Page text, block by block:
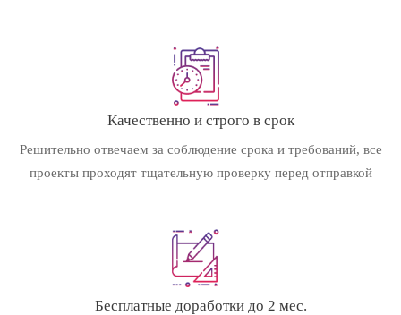
Качественно и строго в срок
Решительно отвечаем за соблюдение срока и требований, все
проекты проходят тщательную проверку перед отправкой
Бесплатные доработки до 2 мес.